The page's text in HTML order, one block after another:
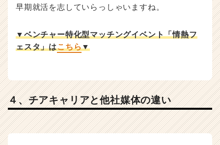
早期就活を志していらっしゃいますね。
▼ベンチャー特化型マッチングイベント「情熱フ
ェスタ」はこちら▼
４、チアキャリアと他社媒体の違い